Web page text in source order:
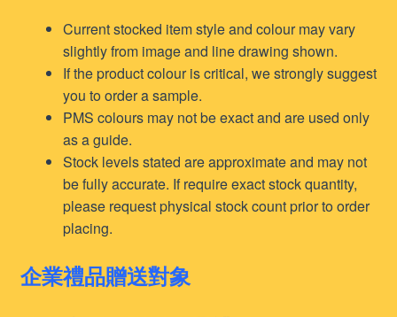
Current stocked item style and colour may vary
slightly from image and line drawing shown.
If the product colour is critical, we strongly suggest
you to order a sample.
PMS colours may not be exact and are used only
as a guide.
Stock levels stated are approximate and may not
be fully accurate. If require exact stock quantity,
please request physical stock count prior to order
placing.
企業禮品贈送對象